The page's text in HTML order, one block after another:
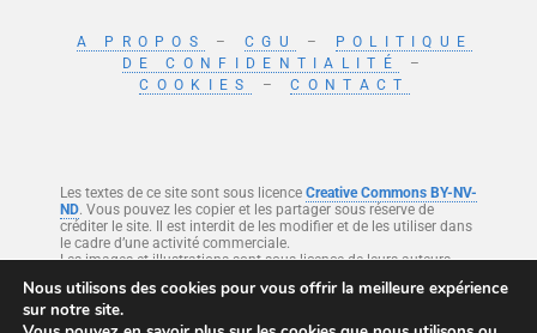
A PROPOS – CGU – POLITIQUE
DE CONFIDENTIALITÉ
–
COOKIES
–CONTACT
Les textes de ce site sont sous licence Creative Commons BY-NV-
ND. Vous pouvez les copier et les partager sous réserve de
créditer le site. Il est interdit de les modifier et de les utiliser dans
le cadre d’une activité commerciale.
Les images et illustrations sont sous licence de leurs auteurs.
Ce site est protégé par reCAPTCHA et Google
Nous utilisons des cookies pour vous offrir la meilleure expérience
sur notre site.